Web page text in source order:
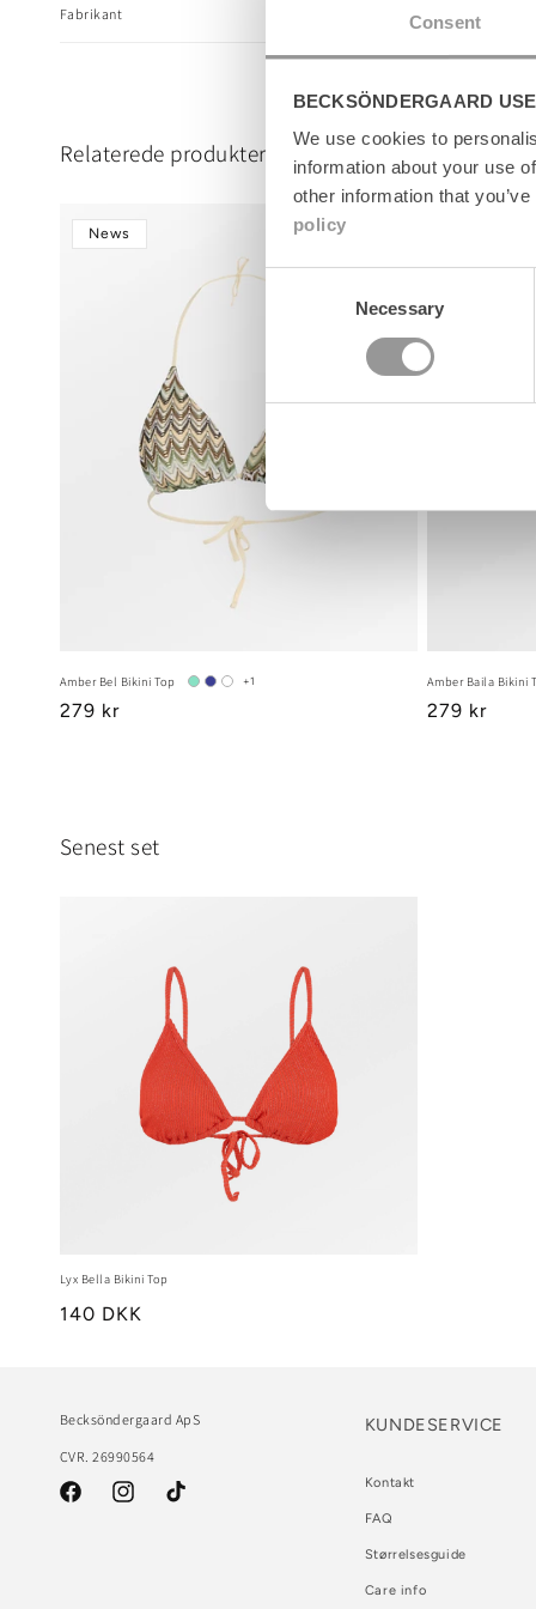
Consent
BECKSÖNDERGAARD
We use cookies to
information about your use
other information that
policy
Necessary
n
Fabrikant
Relaterede produkter
News
Amber Bel Bikini Top +1
Regular
279 kr
Amber Baila Bikini
Regular
279 kr
Senest set
Lyx Bella Bikini Top
140 DKK
Becksöndergaard ApS
CVR. 26990564
FacebookInstagramTikTok
KUNDESERVICE
Kontakt
FAQ
Størrelsesguide
Care info